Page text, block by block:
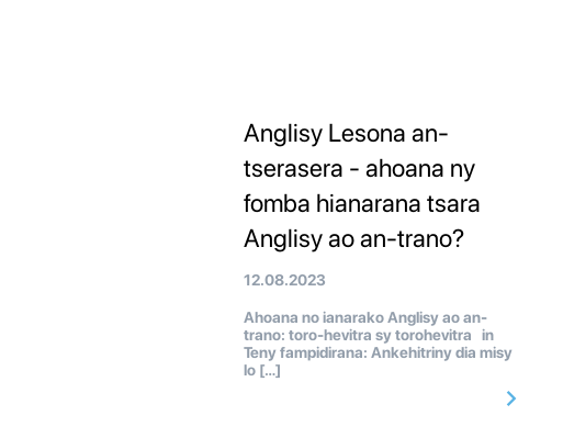
Anglisy Lesona an-
tserasera - ahoana ny
fomba hianarana tsara
Anglisy ao an-trano?
12.08.2023
Ahoana no ianarako Anglisy ao an-
trano: toro-hevitra sy torohevitra in
Teny fampidirana: Ankehitriny dia misy
lo […]